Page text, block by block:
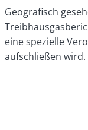
Geografisch
eine spezielle
aufschließen wird.